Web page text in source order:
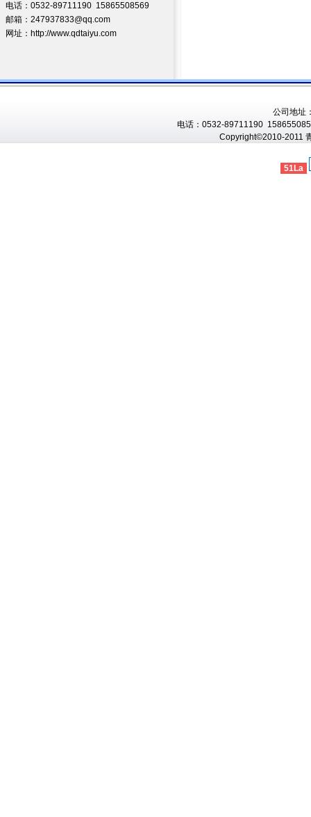
电话：0532-89711190 15865508569
邮箱：247937833@qq.com
网址：http://www.qdtaiyu.com
公司地址
电话：0532-89711190
Copyright©2010-2011
51La